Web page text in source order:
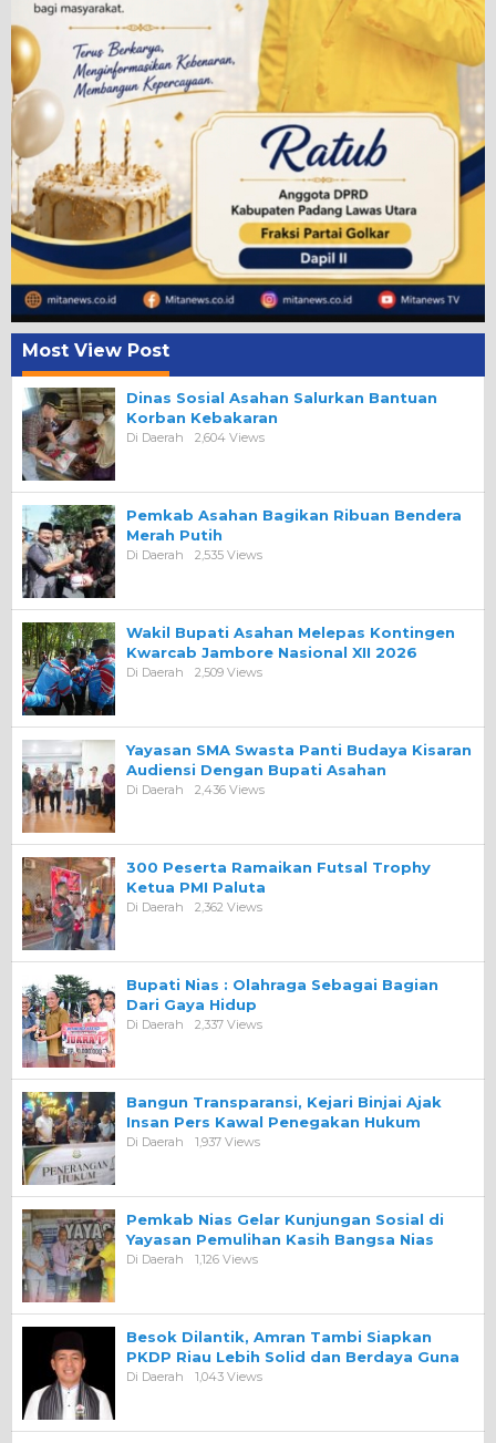
Most View Post
Dinas Sosial Asahan Salurkan Bantuan
Korban Kebakaran
Di Daerah 2,604 Views
Pemkab Asahan Bagikan Ribuan Bendera
Merah Putih
Di Daerah 2,535 Views
Wakil Bupati Asahan Melepas Kontingen
Kwarcab Jambore Nasional XII 2026
Di Daerah 2,509 Views
Yayasan SMA Swasta Panti Budaya Kisaran
Audiensi Dengan Bupati Asahan
Di Daerah 2,436 Views
300 Peserta Ramaikan Futsal Trophy
Ketua PMI Paluta
Di Daerah 2,362 Views
Bupati Nias : Olahraga Sebagai Bagian
Dari Gaya Hidup
Di Daerah 2,337 Views
Bangun Transparansi, Kejari Binjai Ajak
Insan Pers Kawal Penegakan Hukum
Di Daerah 1,937 Views
Pemkab Nias Gelar Kunjungan Sosial di
Yayasan Pemulihan Kasih Bangsa Nias
Di Daerah 1,126 Views
Besok Dilantik, Amran Tambi Siapkan
PKDP Riau Lebih Solid dan Berdaya Guna
Di Daerah 1,043 Views